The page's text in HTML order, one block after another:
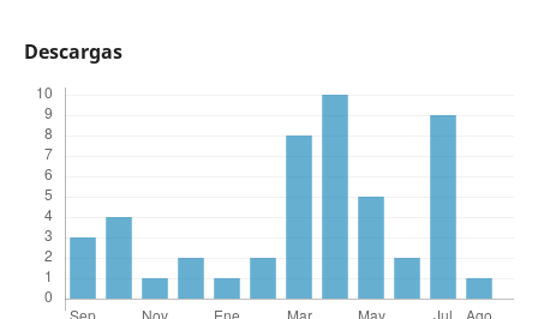
Descargas